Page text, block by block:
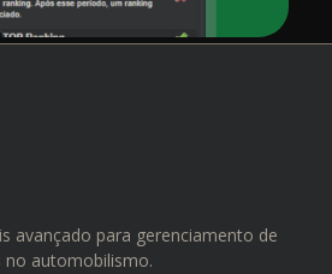
avançado para gerenciamento de
automobilismo.